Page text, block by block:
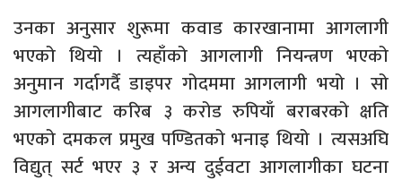
उनका अनुसार शुरूमा कवाड कारखानामा आगलागी
भएको थियो । त्यहाँको आगलागी नियन्त्रण भएको
अनुमान गर्दागर्दै डाइपर गोदममा आगलागी भयो । सो
आगलागीबाट करिब ३ करोड रुपियाँ बराबरको क्षति
भएको दमकल प्रमुख पण्डितको भनाइ थियो । त्यसअघि
विद्युत् सर्ट भएर ३ र अन्य दुईवटा आगलागीका घटना